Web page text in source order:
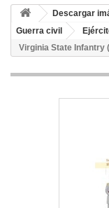
Descargar
Guerra civil
Virginia State Infantry